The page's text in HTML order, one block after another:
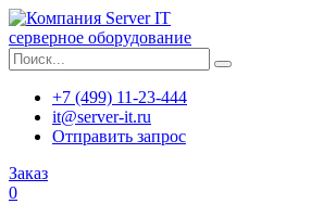
серверное оборудование
+7 (499) 11-23-444
it@server-it.ru
Отправить запрос
Заказ
0